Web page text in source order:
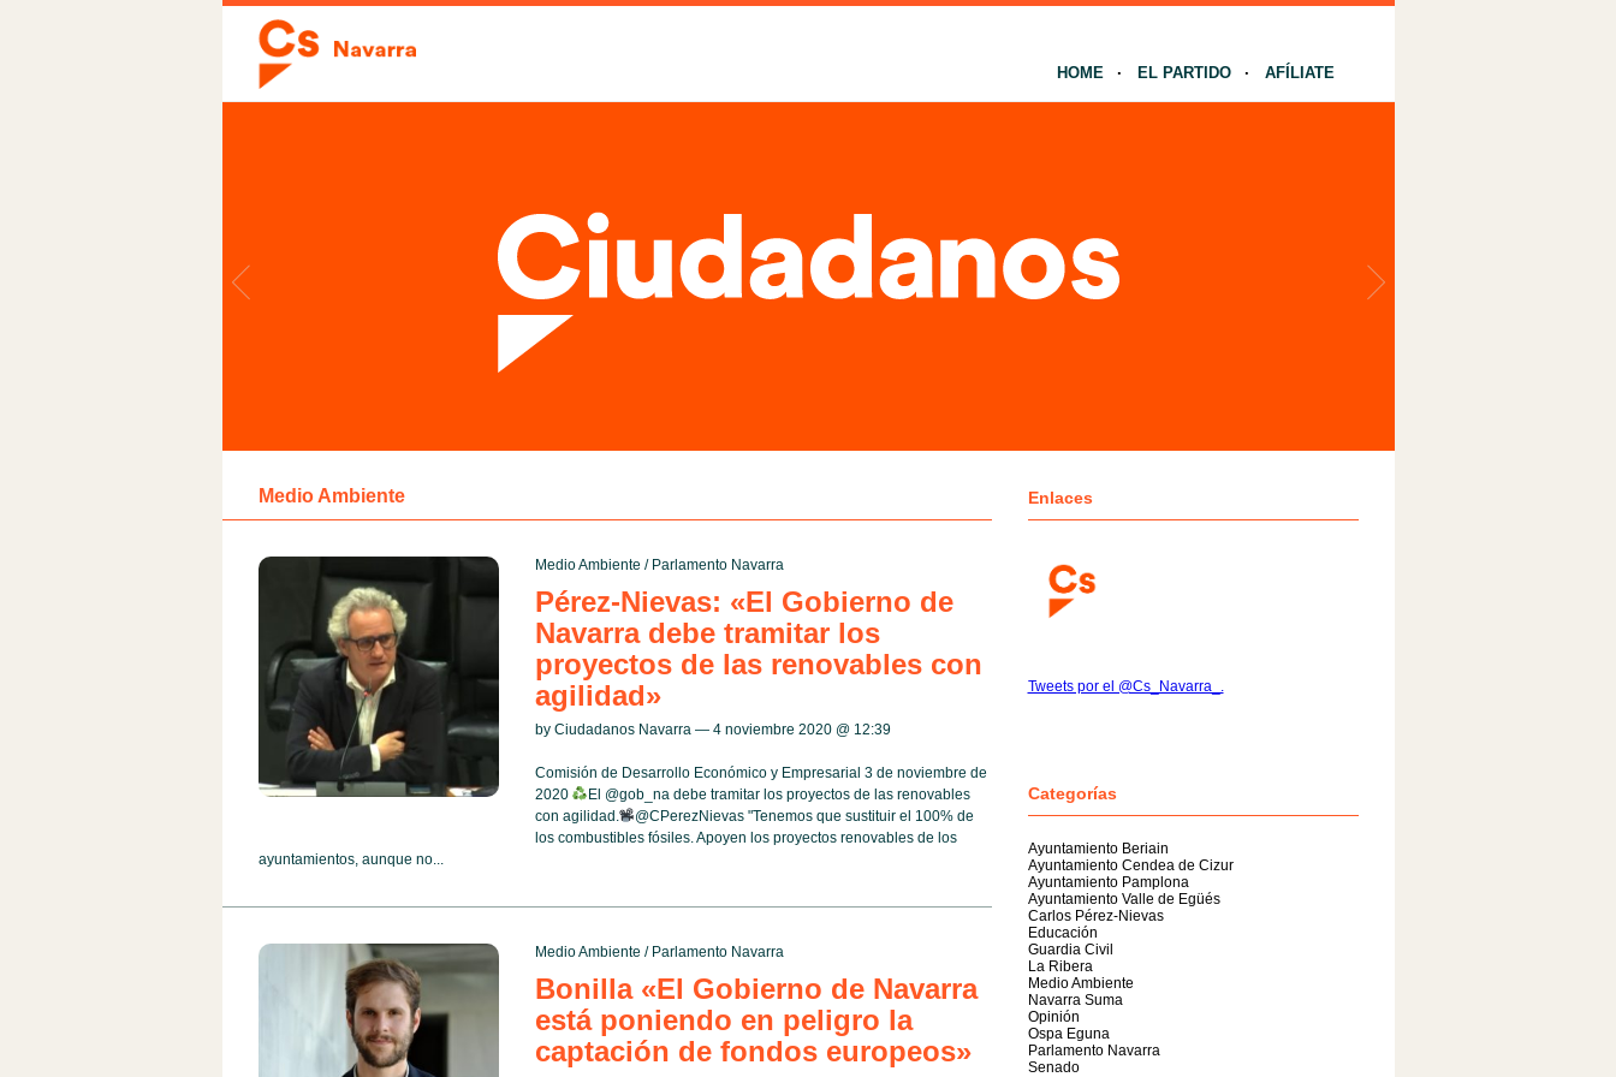
HOME EL PARTIDO AFÍLIATE
Medio Ambiente
Medio Ambiente / Parlamento Navarra
Pérez-Nievas: «El Gobierno de
Navarra debe tramitar los
proyectos de las renovables con
agilidad»
by Ciudadanos Navarra — 4 noviembre 2020 @ 12:39
Comisión de Desarrollo Económico y Empresarial 3 de noviembre de
2020
El @gob_na debe tramitar los proyectos de las renovables
con agilidad.
@CPerezNievas "Tenemos que sustituir el 100% de
los combustibles fósiles. Apoyen los proyectos renovables de los
ayuntamientos, aunque no...
Medio Ambiente / Parlamento Navarra
Bonilla «El Gobierno de Navarra
está poniendo en peligro la
captación de fondos europeos»
Enlaces
Tweets por el @Cs_Navarra_.
Categorías
Ayuntamiento Beriain
Ayuntamiento Cendea de Cizur
Ayuntamiento Pamplona
Ayuntamiento Valle de Egüés
Carlos Pérez-Nievas
Educación
Guardia Civil
La Ribera
Medio Ambiente
Navarra Suma
Opinión
Ospa Eguna
Parlamento Navarra
Senado